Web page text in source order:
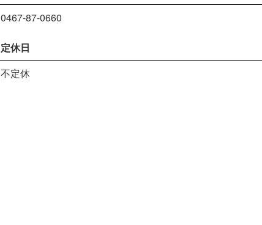
0467-87-0660
定休日
不定休